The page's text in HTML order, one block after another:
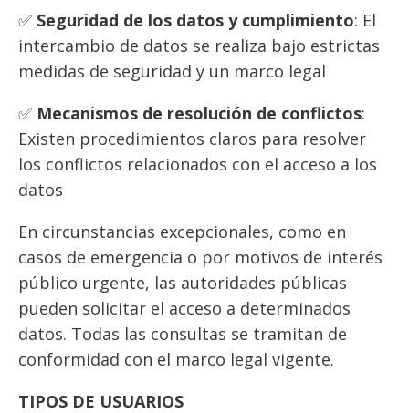
✅ Seguridad de los datos y cumplimiento: El
intercambio de datos se realiza bajo estrictas
medidas de seguridad y un marco legal
✅ Mecanismos de resolución de conflictos:
Existen procedimientos claros para resolver
los conflictos relacionados con el acceso a los
datos
En circunstancias excepcionales, como en
casos de emergencia o por motivos de interés
público urgente, las autoridades públicas
pueden solicitar el acceso a determinados
datos. Todas las consultas se tramitan de
conformidad con el marco legal vigente.
TIPOS DE USUARIOS